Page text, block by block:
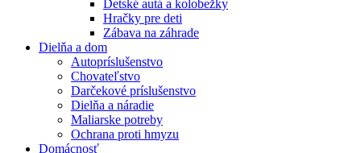
Detské autá a kolobežky
Hračky pre deti
Zábava na záhrade
Dielňa a dom
Autopríslušenstvo
Chovateľstvo
Darčekové príslušenstvo
Dielňa a náradie
Maliarske potreby
Ochrana proti hmyzu
Domácnosť